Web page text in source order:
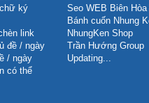
ký
link
đề / ngày
/ ngày
có thể
Seo WEB Biên
Bánh cuốn Nhung
NhungKen Shop
Trần Hướng Group
Updating...